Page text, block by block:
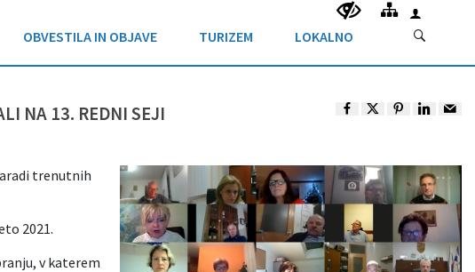
OBVESTILA IN OBJAVE TURIZEM LOKALNO
NA 13. REDNI SEJI
trenutnih
2021.
v katerem